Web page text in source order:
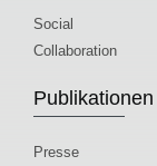
Social
Collaboration
Publikationen
Presse